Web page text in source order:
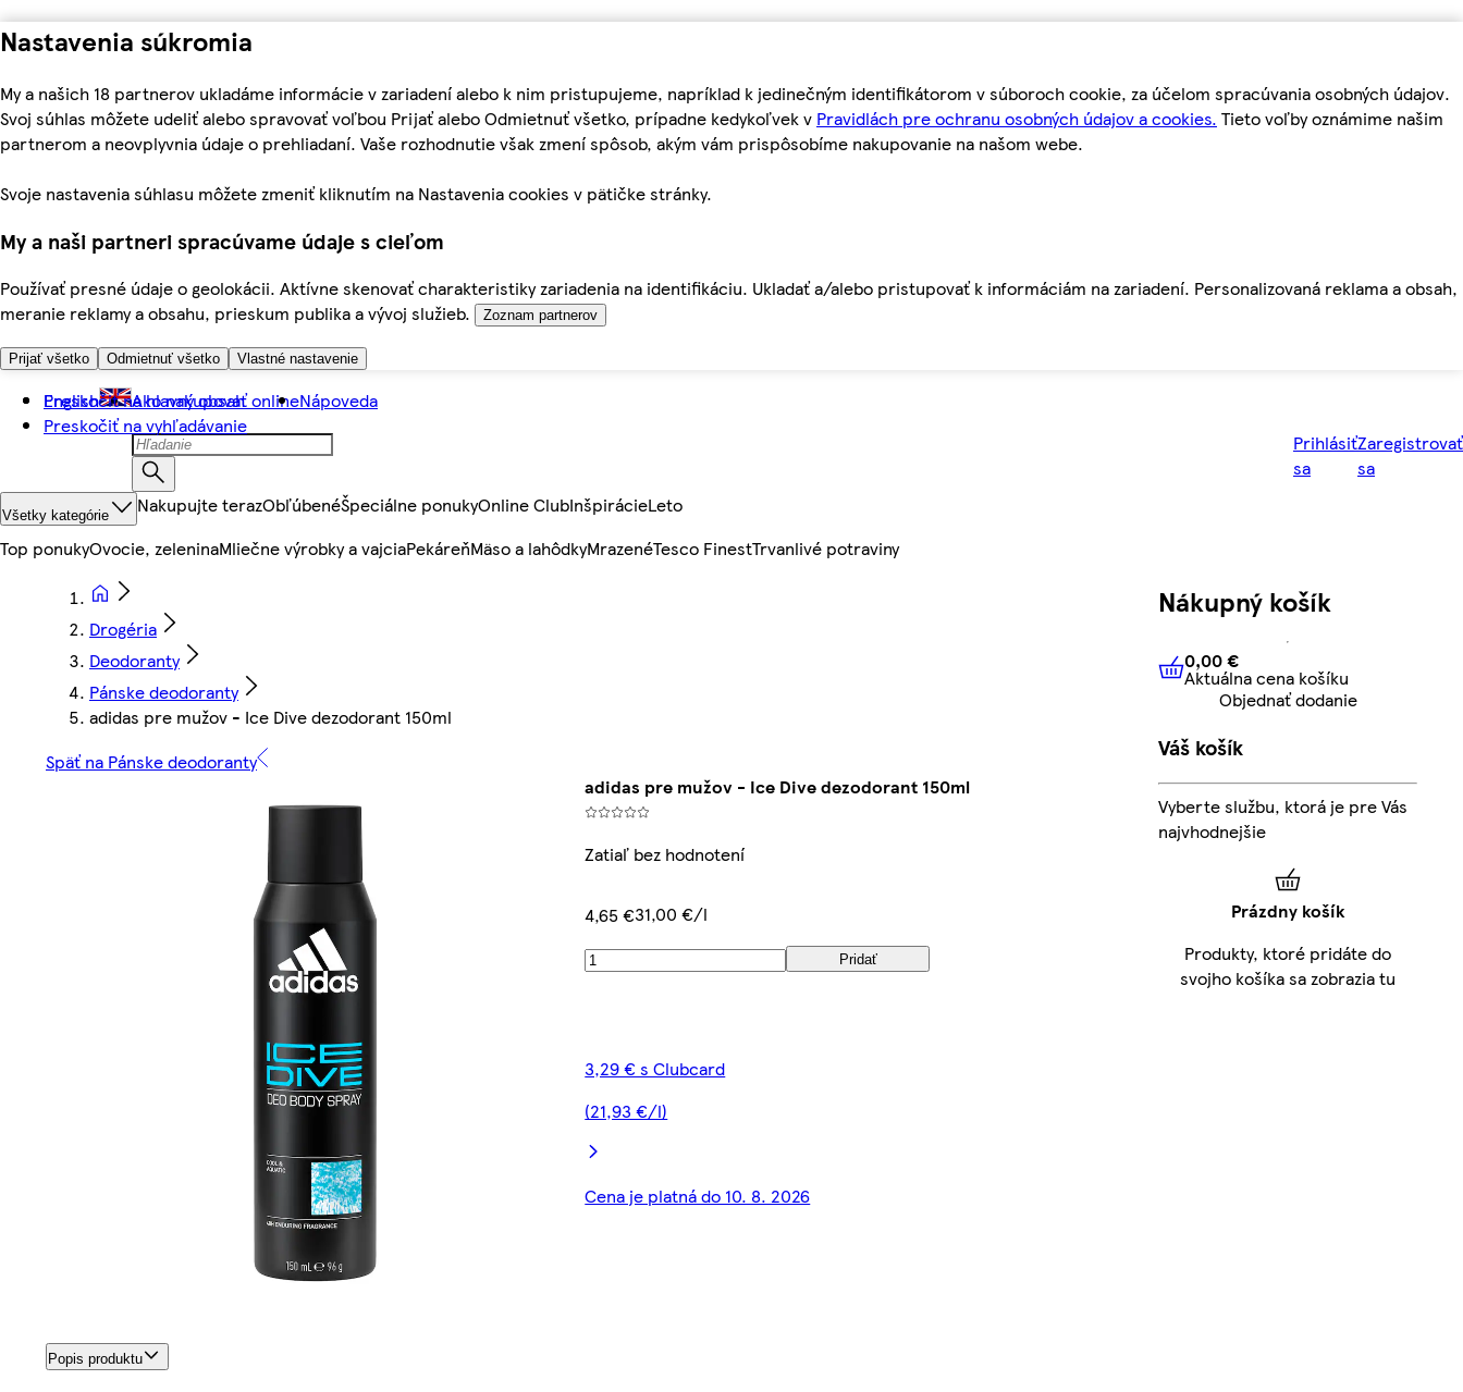
Nastavenia súkromia
My a našich 18 partnerov ukladáme informácie v zariadení alebo k nim pristupujeme, napríklad k jedinečným identifikátorom v súboroch cookie, za účelom spracúvania osobných údajov.
Svoj súhlas môžete udeliť alebo spravovať voľbou Prijať alebo Odmietnuť všetko, prípadne kedykoľvek v Pravidlách pre ochranu osobných údajov a cookies. Tieto voľby oznámime našim
partnerom a neovplyvnia údaje o prehliadaní. Vaše rozhodnutie však zmení spôsob, akým vám prispôsobíme nakupovanie na našom webe.
Svoje nastavenia súhlasu môžete zmeniť kliknutím na Nastavenia cookies v pätičke stránky.
My a naši partneri spracúvame údaje s cieľom
Používať presné údaje o geolokácii. Aktívne skenovať charakteristiky zariadenia na identifikáciu. Ukladať a/alebo pristupovať k informáciám na zariadení. Personalizovaná reklama a obsah,
meranie reklamy a obsahu, prieskum publika a vývoj služieb.
Zoznam partnerov
Prijať všetko Odmietnuť všetko Vlastné nastavenie
Preskočiť na hlavný obsah
Preskočiť na vyhľadávanie
English Ako nakupovať onlineNápoveda
Prihlásiť
sa
Zaregistrovať
sa
Všetky kategórie Nakupujte terazObľúbenéŠpeciálne ponukyOnline ClubInšpirácieLeto
Top ponukyOvocie, zeleninaMliečne výrobky a vajciaPekáreňMäso a lahôdkyMrazenéTesco FinestTrvanlivé potraviny
Drogéria
Deodoranty
Pánske deodoranty
adidas pre mužov - Ice Dive dezodorant 150ml
Späť na Pánske deodoranty
adidas pre mužov - Ice Dive dezodorant 150ml
Zatiaľ bez hodnotení
4,65 €31,00 €/l
Pridať
3,29 € s Clubcard
(21,93 €/l)
Cena je platná do 10. 8. 2026
Popis produktu
Nákupný košík
0,00 € Aktuálna cena košíku
0,00 €
Aktuálna cena košíku
Objednať dodanie
Váš košík
Vyberte službu, ktorá je pre Vás
najvhodnejšie
Prázdny košík
Produkty, ktoré pridáte do
svojho košíka sa zobrazia tu